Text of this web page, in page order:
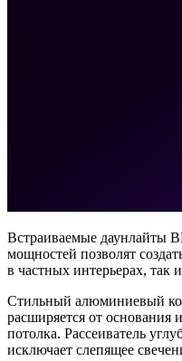
Встраиваемые даунлайты
мощностей позволят
в частных интерьерах, так
Стильный алюминиевый
расширяется от основания
потолка. Рассеиватель
исключает слепящее